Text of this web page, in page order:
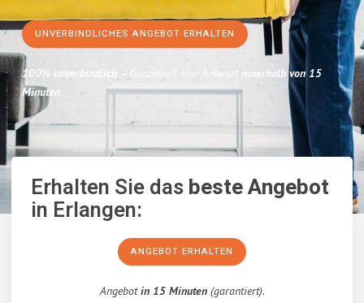
UNVERBINDLICHES ANGEBOT ERHALTEN
100% unverbindlich – Garantiert eine Antwort innerhalb von 15
Minuten.
Erhalten Sie dasbeste Angebot
in Erlangen:
ANGEBOT ERHALTEN
Angebotin 15 Minuten(garantiert).